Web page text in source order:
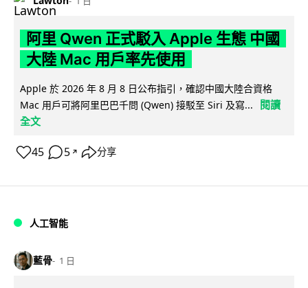
阿里 Qwen 正式駁入 Apple 生態 中國
大陸 Mac 用戶率先使用
Apple 於 2026 年 8 月 8 日公布指引，確認中國大陸合資格
Mac 用戶可將阿里巴巴千問 (Qwen) 接駁至 Siri 及寫...
閱讀
全文
45 5 ↗ 分享
人工智能
藍骨 1 日